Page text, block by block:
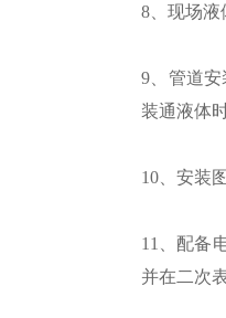
8、现场
9、管道
装通液体
10、安装
11、配备
并在二次